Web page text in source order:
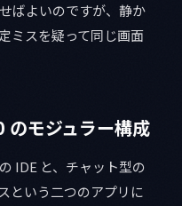
ばよいのですが、静か
ミスを疑って同じ画面
モジュラー構成
IDE と、チャット型の
という二つのアプリに